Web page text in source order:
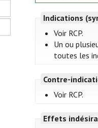
Indications
Voir RCP.
Un ou
toutes les
Contre-
Voir RCP.
Effets